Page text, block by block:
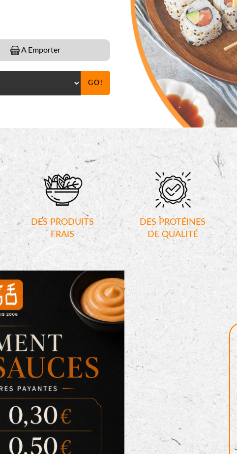
A Emporter
GO!
DES PRODUITS
FRAIS
DES PROTÉINES
DE QUALITÉ